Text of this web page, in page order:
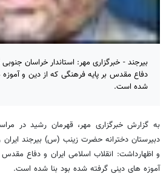
بیرجند - خبرگزاری مهر: استاندار خراسان
دفاع مقدس بر پایه فرهنگی که از دین و آموزه
شده است.
به گزارش خبرگزاری مهر، قهرمان رشید در
دبیرستان دخترانه حضرت زینب (س) بیرجند ایران
و اظهارداشت: انقلاب اسلامی ایران و دفاع
آموزه های دینی گرفته شده بود بنا شده است.